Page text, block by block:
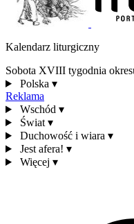
Kalendarz liturgiczny
Sobota XVIII tygodnia
Polska ▾
Reklama
Wschód ▾
Świat ▾
Duchowość i wiara ▾
Jest afera! ▾
Więcej ▾